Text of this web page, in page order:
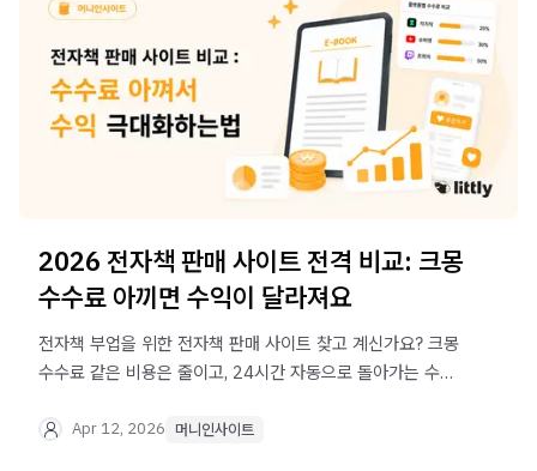
2026 전자책 판매 사이트 전격 비교: 크몽
수수료 아끼면 수익이 달라져요
전자책 부업을 위한 전자책 판매 사이트 찾고 계신가요? 크몽
수수료 같은 비용은 줄이고, 24시간 자동으로 돌아가는 수익
Apr 12, 2026 머니인사이트